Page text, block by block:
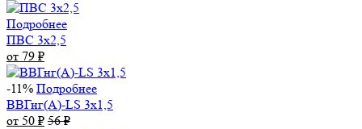
Подробнее
ПВС 3х2,5
от 79 ₽
-11% Подробнее
ВВГнг(А)-LS 3х1,5
от 50 ₽ 56₽